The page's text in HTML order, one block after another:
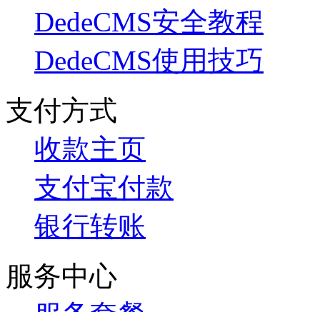
DedeCMS安全教程
DedeCMS使用技巧
支付方式
收款主页
支付宝付款
银行转账
服务中心